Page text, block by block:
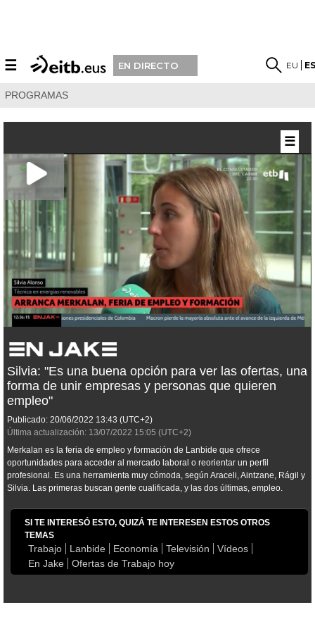
☰ EN DIRECTO EU
PROGRAMAS
Silvia: "Es una buena opción para ver las ofertas, una
forma de unir empresas y personas que quieren
empleo"
Publicado: 20/06/2022 13:43 (UTC+2)
Última actualización: 13/07/2022 15:05 (UTC+2)
Merkalan es la feria de empleo y formación de Lanbide que ofrece
oportunidades para acceder al mercado laboral o reorientar un perfil
profesional. Es una herramienta muy cómoda, según Araceli, Aintzane, Rágil y
Silvia. Las primeras buscan gente cualificada, y las dos últimas, empleo.
SI TE INTERESÓ ESTO, QUIZÁ TE INTERESEN ESTOS OTROS
TEMAS
Trabajo Lanbide Economía Televisión
Vídeos
En Jake
Ofertas de Trabajo hoy
☰